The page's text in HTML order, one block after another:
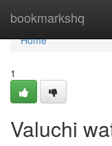
bookmarkshq
Home
Home
1
Valuchi